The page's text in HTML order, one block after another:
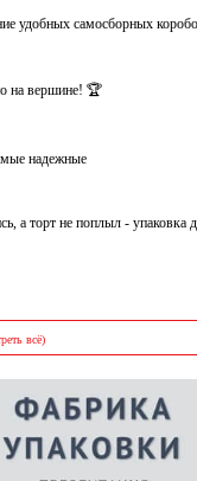
270*270*40 "Fupeco
бур/бур
360*360*40 "Fupeco
бел/бур
удобных самосборных
на вершине! 🏆
надежные
а торт не поплыл - упаковка
всё)